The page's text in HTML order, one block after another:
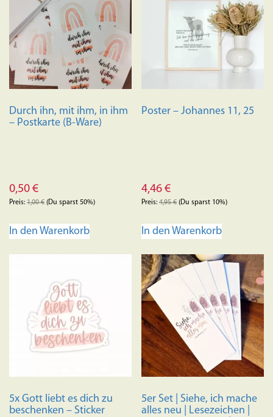
auf.
Die
Optionen
können
auf
der
gewählt
werden
Durch ihn, mit ihm, in ihm
– Postkarte (B-Ware)
0,50 €
Preis: 1,00€ (Du sparst 50%)
In den Warenkorb
Poster – Johannes 11, 25
4,46€
Preis:4,95€(Du sparst 10%)
In den Warenkorb
5x Gott liebt es dich zu
beschenken – Sticker
5er Set | Siehe, ich mache
alles neu | Lesezeichen |